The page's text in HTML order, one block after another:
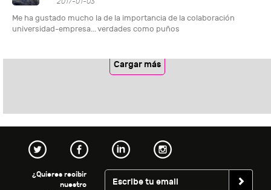
Me ha gustado mucho la de la importancia de la colaboración
universidad-empresa... verdades como puños
Cargar más
¿Quieres recibir
nuestro